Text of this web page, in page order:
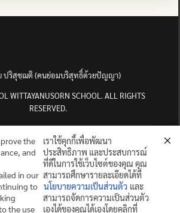
ริสุชฺฌติ (คนย่อมบริสุทธิ์ด้วยปัญญา)
WITTAYANUSORN SCHOOL. ALL RIGHTS
RESERVED.
the
and
in our
to
the use
เราใช้คุกกี้เพื่อพัฒนา
ประสิทธิภาพ และประสบการณ์
ที่ดีในการใช้เว็บไซต์ของคุณ คุณ
สามารถศึกษารายละเอียดได้ที่
นโยบายความเป็นส่วนตัว และ
สามารถจัดการความเป็นส่วนตัว
เองได้ของคุณได้เองโดยคลิกที่